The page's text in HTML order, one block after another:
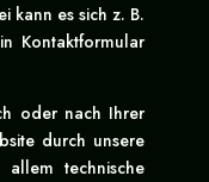
kann es sich z. B.
Kontaktformular
oder nach Ihrer
durch unsere
technische